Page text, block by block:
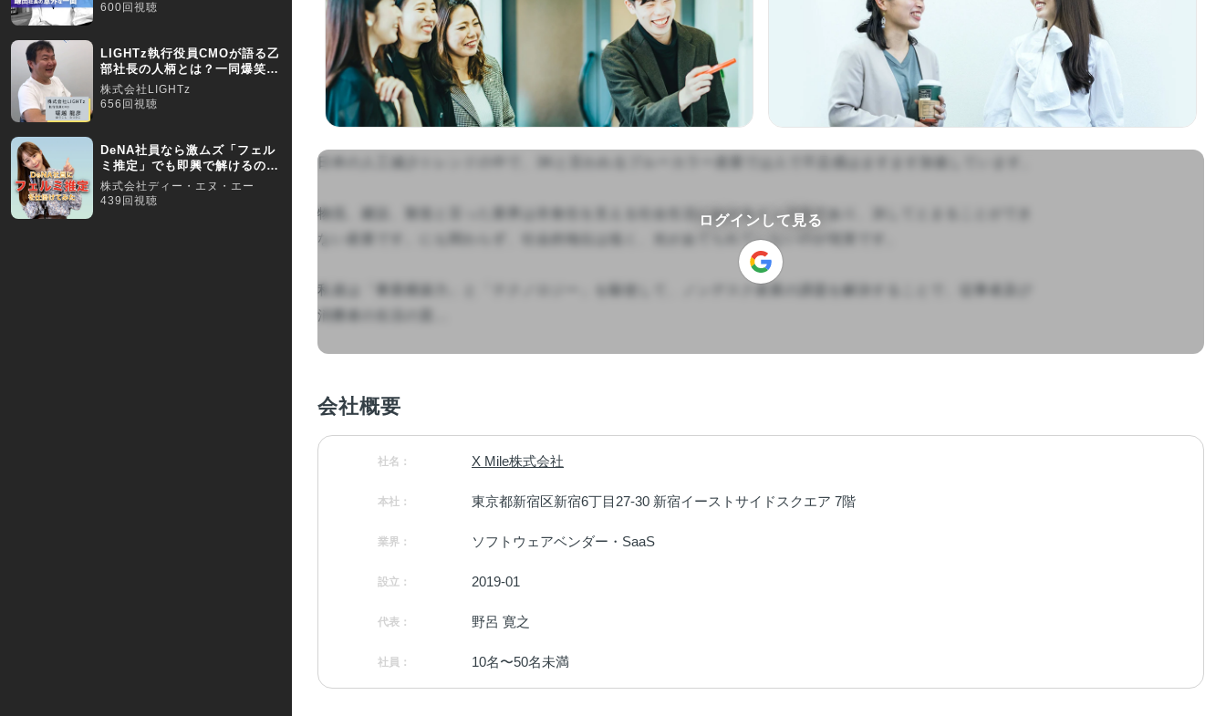
600回視聴
LIGHTz執行役員CMOが語る乙
部社長の人柄とは？一同爆笑。
【採用動画】
株式会社LIGHTz
656回視聴
DeNA社員なら激ムズ「フェル
ミ推定」でも即興で解けるの
か！？
株式会社ディー・エヌ・エー
439回視聴
日本の人工減少トレンドの中で、3Kと言われるブルーカラー産業では人で不足感はますます加速しています。
物流、建設、製造と言った業界は衣食住を支える社会生活におけるインフラであり、決してとまることができ
ない産業です。にも関わらず、社会的地位は低く、光があてられていないのが現実です。
私達は「事業構築力」と「テクノロジー」を駆使して、ノンデスク産業の課題を解決することで、従事者及び
消費者の生活の質...
ログインして見る
会社概要
社名： X Mile株式会社
本社： 東京都新宿区新宿6丁目27-30 新宿イーストサイドスクエア 7階
業界： ソフトウェアベンダー・SaaS
設立： 2019-01
代表： 野呂 寛之
社員： 10名〜50名未満